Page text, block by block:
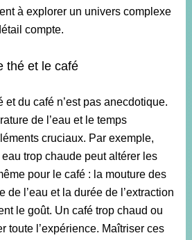
à explorer un univers complexe
compte.
thé et le café
et du café n’est pas anecdotique.
de l’eau et le temps
cruciaux. Par exemple,
trop chaude peut altérer les
pour le café : la mouture des
de l’eau et la durée de l’extraction
le goût. Un café trop chaud ou
toute l’expérience. Maîtriser ces